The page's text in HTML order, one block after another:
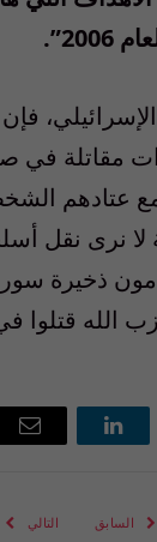
فإن
مقاتلة في
مع عتادهم
لا نرى نقل
ذخيرة
لينكدإن
السابق التالي